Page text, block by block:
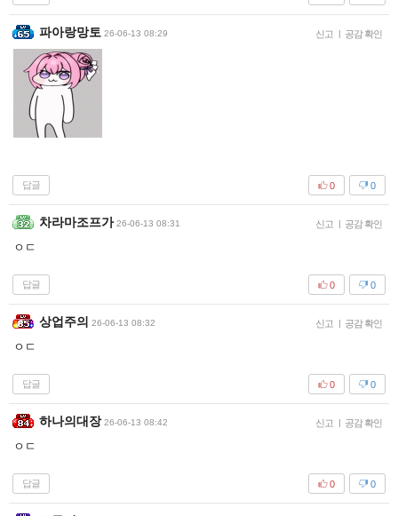
파아랑망토 26-06-13 08:29 신고 | 공감 확인
답글 0
0
차라마조프가 26-06-13 08:31 신고 | 공감 확인
ㅇㄷ
답글 0
0
상업주의 26-06-13 08:32 신고 | 공감 확인
ㅇㄷ
답글 0
0
하나의대장 26-06-13 08:42 신고 | 공감 확인
ㅇㄷ
답글 0
0